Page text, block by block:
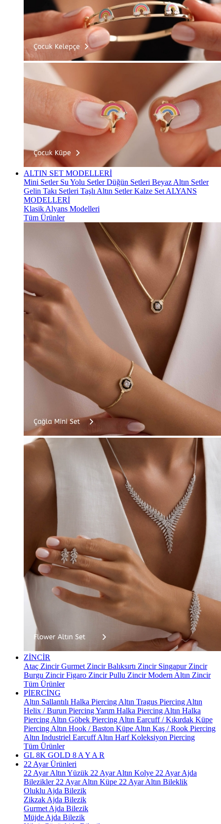
ALTIN SET MODELLERİ
Mini Setler Su Yolu SetlerDüğün Setleri Beyaz Altın Setler
Gelin Takı Setleri Taşlı Altın SetlerKalze Set ALYANS
MODELLERİ
Klasik Alyans Modelleri
Tüm Ürünler
ZİNCİR
Ataç ZincirGurmet ZincirBalıksırtı Zincir Singapur Zincir
Burgu ZincirFigaro ZincirPullu ZincirModern Altın Zincir
Tüm Ürünler
PİERCİNG
Altın Sallantılı Halka Piercing Altın Tragus Piercing Altın
Helix / Burun PiercingYarım Halka Piercing Altın Halka
Piercing Altın Göbek Piercing Altın Earcuff / Kıkırdak Küpe
Piercing Altın Hook / Baston Küpe Altın Kaş / Rook Piercing
Altın Industriel EarcuffAltın Harf Koleksiyon Piercing
Tüm Ürünler
GL 8K GOLD 8 A Y A R
22 Ayar Ürünleri
22 Ayar Altın Yüzük 22 Ayar Altın Kolye 22 Ayar Ajda
Bilezikler 22 Ayar Altın Küpe 22 Ayar Altın Bileklik
Oluklu Ajda Bilezik
Zikzak Ajda Bilezik
Gurmet Ajda Bilezik
Müjde Ajda Bilezik